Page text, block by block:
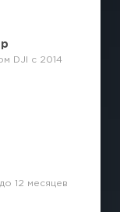
DJI с 2014
12 месяцев